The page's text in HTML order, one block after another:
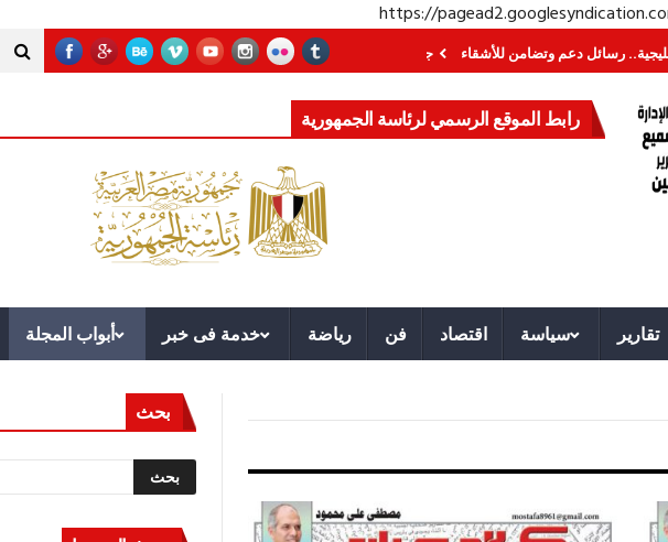
https://
دعم وتضامن للأشقاء جهاز مستقبل مصر نموذجا.. لماذا تُنشئ الدول كيانات تنموية عملاقة؟ قوة
رابط الموقع الرسمي لرئاسة الجمهورية
تقارير سياسة اقتصاد فن رياضة خدمة فى خبر أبواب المجلة
بحث